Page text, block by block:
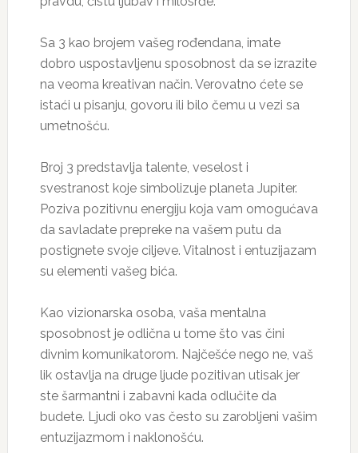
Sa 3 kao brojem vašeg rođendana, imate
dobro uspostavljenu sposobnost da se izrazite
na veoma kreativan način. Verovatno ćete se
istaći u pisanju, govoru ili bilo čemu u vezi sa
umetnošću.
Broj 3 predstavlja talente, veselost i
svestranost koje simbolizuje planeta Jupiter.
Poziva pozitivnu energiju koja vam omogućava
da savladate prepreke na vašem putu da
postignete svoje ciljeve. Vitalnost i entuzijazam
su elementi vašeg bića.
Kao vizionarska osoba, vaša mentalna
sposobnost je odlična u tome što vas čini
divnim komunikatorom. Najčešće nego ne, vaš
lik ostavlja na druge ljude pozitivan utisak jer
ste šarmantni i zabavni kada odlučite da
budete. Ljudi oko vas često su zarobljeni vašim
entuzijazmom i naklonošću.